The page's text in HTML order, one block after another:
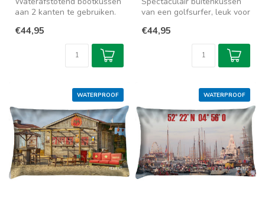
aan 2 kanten te gebruiken.
€44,95
van een golfsurfer, leuk voor
€44,95
WATERPROOF WATERPROOF